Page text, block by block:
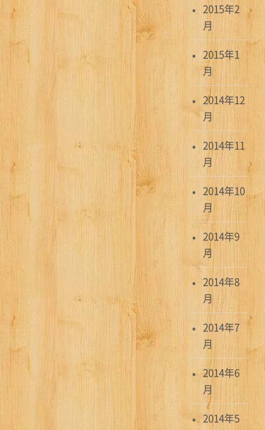
2015年2
月
2015年1
月
2014年12
月
2014年11
月
2014年10
月
2014年9
月
2014年8
月
2014年7
月
2014年6
月
2014年5